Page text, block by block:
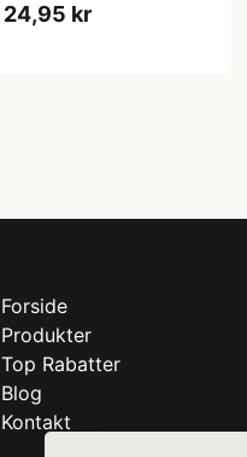
24,95 kr
Forside
Produkter
Top Rabatter
Blog
Kontakt